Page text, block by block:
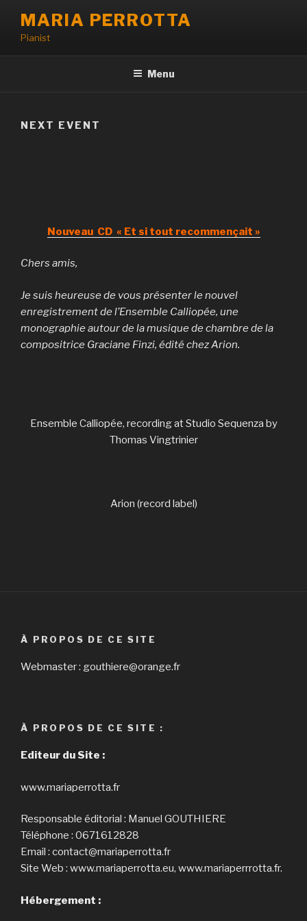
contenu
principal
MARIA PERROTTA
Pianist
Menu
NEXT EVENT
Nouveau CD « Et si tout recommençait »
Chers amis,
Je suis heureuse de vous présenter le nouvel
enregistrement de l’Ensemble Calliopée, une
monographie autour de la musique de chambre de la
compositrice Graciane Finzi, édité chez Arion.
Ensemble Calliopée, recording at Studio Sequenza by
Thomas Vingtrinier
Arion (record label)
À PROPOS DE CE SITE
Webmaster : gouthiere@orange.fr
À PROPOS DE CE SITE :
Editeur du Site :
www.mariaperrotta.fr
Responsable éditorial : Manuel GOUTHIERE
Téléphone : 0671612828
Email : contact@mariaperrotta.fr
Site Web : www.mariaperrotta.eu, www.mariaperrrotta.fr.
Hébergement :